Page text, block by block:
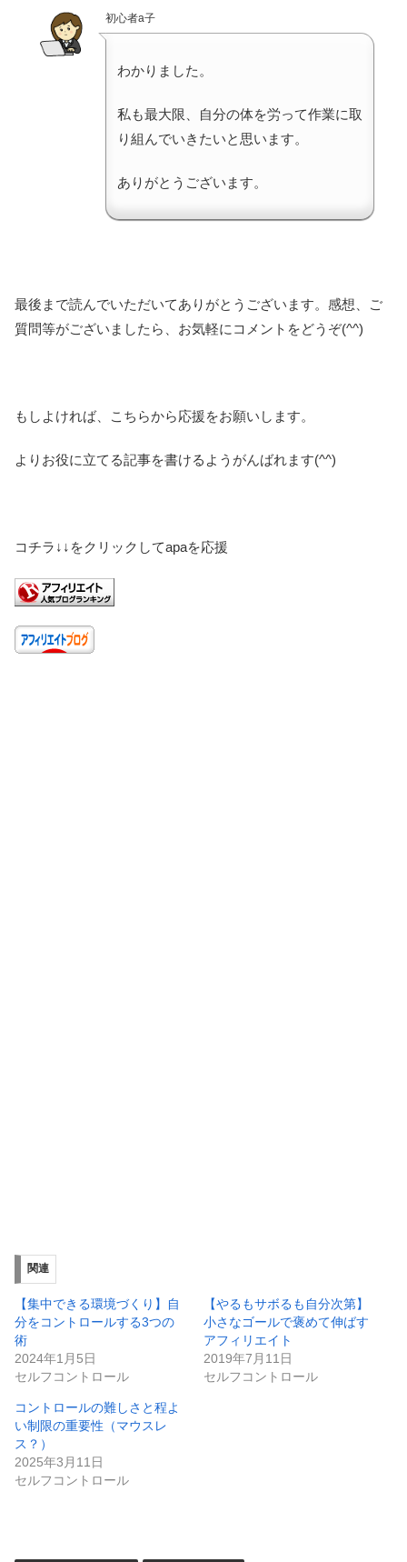
初心者a子
わかりました。
私も最大限、自分の体を労って作業に取
り組んでいきたいと思います。
ありがとうございます。
最後まで読んでいただいてありがとうございます。感想、ご
質問等がございましたら、お気軽にコメントをどうぞ(^^)
もしよければ、こちらから応援をお願いします。
よりお役に立てる記事を書けるようがんばれます(^^)
コチラ↓↓をクリックしてapaを応援
関連
【集中できる環境づくり】自
分をコントロールする3つの
術
2024年1月5日
セルフコントロール
【やるもサボるも自分次第】
小さなゴールで褒めて伸ばす
アフィリエイト
2019年7月11日
セルフコントロール
コントロールの難しさと程よ
い制限の重要性（マウスレ
ス？）
2025年3月11日
セルフコントロール